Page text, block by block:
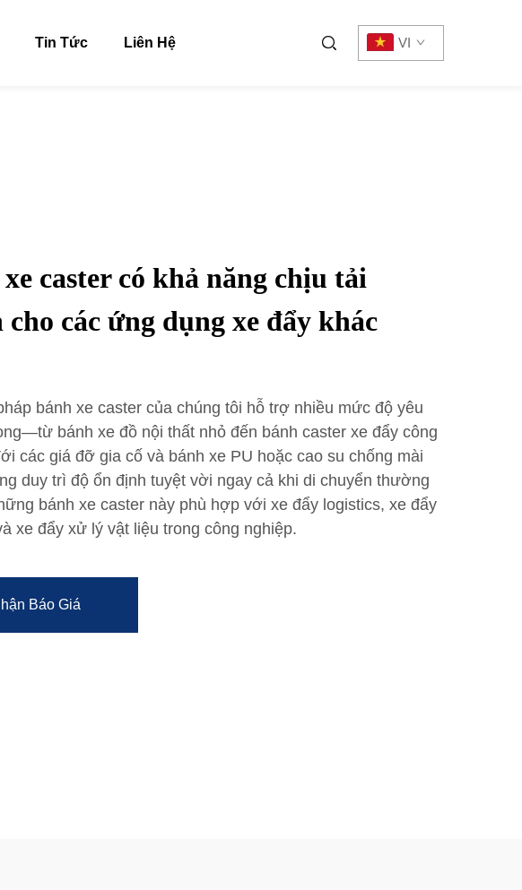
Tin Tức Liên Hệ VI
caster có khả năng chịu tải
cho các ứng dụng xe đẩy khác
bánh xe caster của chúng tôi hỗ trợ nhiều mức độ yêu
bánh xe đồ nội thất nhỏ đến bánh caster xe đẩy công
các giá đỡ gia cố và bánh xe PU hoặc cao su chống mài
duy trì độ ổn định tuyệt vời ngay cả khi di chuyển thường
bánh xe caster này phù hợp với xe đẩy logistics, xe đẩy
xe đẩy xử lý vật liệu trong công nghiệp.
Báo Giá